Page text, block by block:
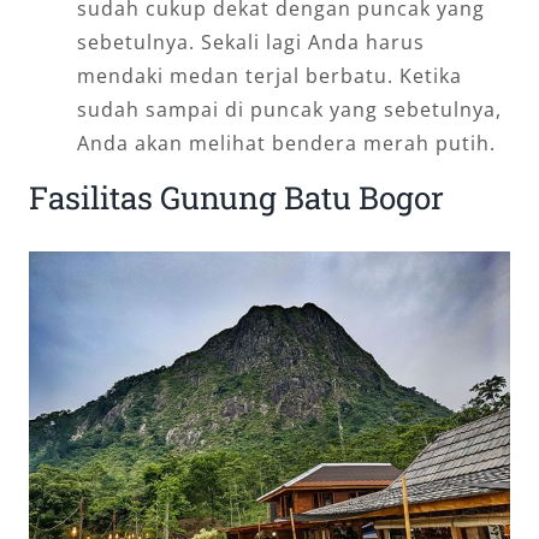
sudah cukup dekat dengan puncak yang
sebetulnya. Sekali lagi Anda harus
mendaki medan terjal berbatu. Ketika
sudah sampai di puncak yang sebetulnya,
Anda akan melihat bendera merah putih.
Fasilitas Gunung Batu Bogor